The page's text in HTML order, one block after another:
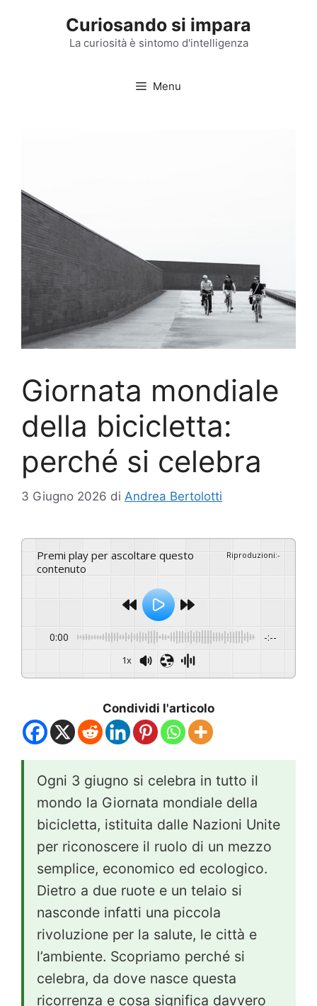
Curiosando si impara
La curiosità è sintomo d'intelligenza
Menu
Giornata mondiale
della bicicletta:
perché si celebra
3 Giugno 2026 di Andrea Bertolotti
Premi play per ascoltare questo
contenuto
Riproduzioni:-
0:00 -:--
1x
Condividi l'articolo
Ogni 3 giugno si celebra in tutto il
mondo la Giornata mondiale della
bicicletta, istituita dalle Nazioni Unite
per riconoscere il ruolo di un mezzo
semplice, economico ed ecologico.
Dietro a due ruote e un telaio si
nasconde infatti una piccola
rivoluzione per la salute, le città e
l’ambiente. Scopriamo perché si
celebra, da dove nasce questa
ricorrenza e cosa significa davvero